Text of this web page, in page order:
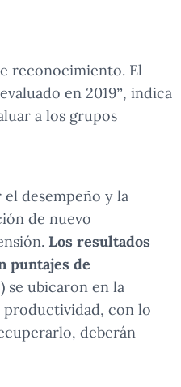
reconocimiento. El
en 2019”, indica
a los grupos
el desempeño y la
de nuevo
Los resultados
puntajes de
se ubicaron en la
productividad, con lo
deberán